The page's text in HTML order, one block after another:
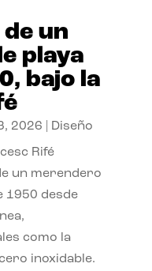
un
playa
bajo la
2026 Diseño
Rifé
un merendero
1950 desde
como la
inoxidable.